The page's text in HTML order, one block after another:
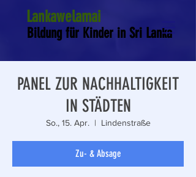
Lankawelamai
Bildung für Kinder in Sri Lanka
PANEL ZUR NACHHALTIGKEIT
IN STÄDTEN
So., 15. Apr.
  |
Lindenstraße
Zu- & Absage